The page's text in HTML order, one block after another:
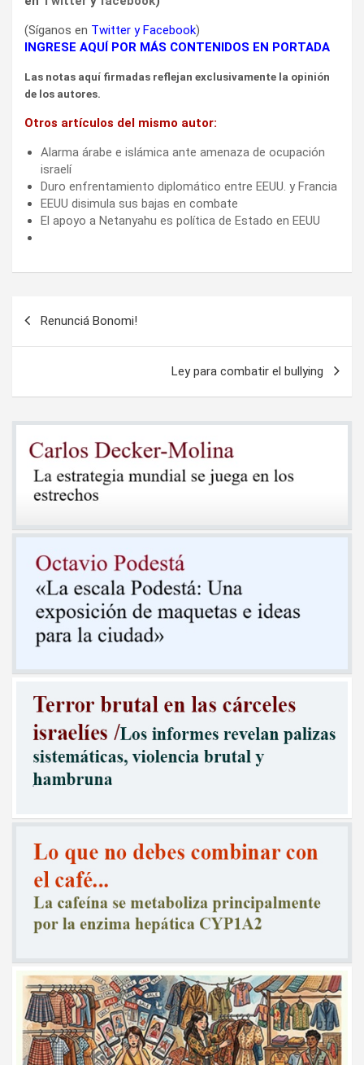
(Síganos en Twitter yFacebook)
INGRESE AQUÍ POR MÁS CONTENIDOS EN PORTADA
Las notas aquí firmadas reflejan exclusivamente la opinión
de los autores.
Otros artículos del mismo autor:
Alarma árabe e islámica ante amenaza de ocupación
israelí
Duro enfrentamiento diplomático entre EEUU. y Francia
EEUU disimula sus bajas en combate
El apoyo a Netanyahu es política de Estado en EEUU
Renunciá Bonomi!
Ley para combatir el bullying